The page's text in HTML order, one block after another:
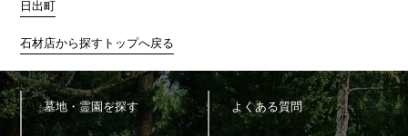
当サイトが取得した個人情報は、取得の際に示した利用目的もし
な限りにおいて利用します。
5.個人情報の第三者提供
日出町
石材店から探すトップへ戻る
墓地・霊園を探す よくある質問